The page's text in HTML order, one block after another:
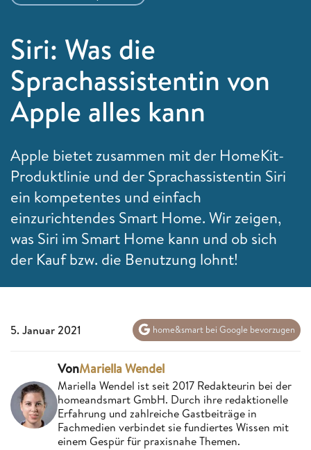
Siri: Was die
Sprachassistentin von
Apple alles kann
Apple bietet zusammen mit der HomeKit-
Produktlinie und der Sprachassistentin Siri
ein kompetentes und einfach
einzurichtendes Smart Home. Wir zeigen,
was Siri im Smart Home kann und ob sich
der Kauf bzw. die Benutzung lohnt!
5. Januar 2021 home&smart bei Google bevorzugen
VonMariella Wendel
Mariella Wendel ist seit 2017 Redakteurin bei der
homeandsmart GmbH. Durch ihre redaktionelle
Erfahrung und zahlreiche Gastbeiträge in
Fachmedien verbindet sie fundiertes Wissen mit
einem Gespür für praxisnahe Themen.